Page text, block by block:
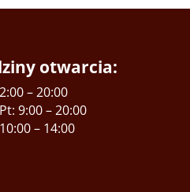
otwarcia:
– 20:00
9:00 – 20:00
– 14:00